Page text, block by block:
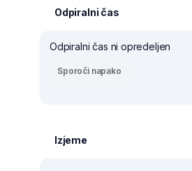
Odpiralni čas
Odpiralni čas ni opredeljen
Sporoči napako
Izjeme